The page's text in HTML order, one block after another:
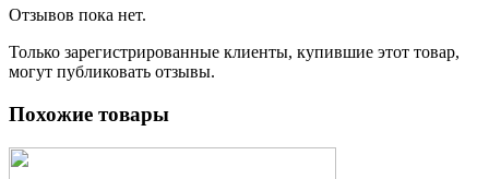
Отзывов пока нет.
Только зарегистрированные клиенты, купившие этот товар,
могут публиковать отзывы.
Похожие товары